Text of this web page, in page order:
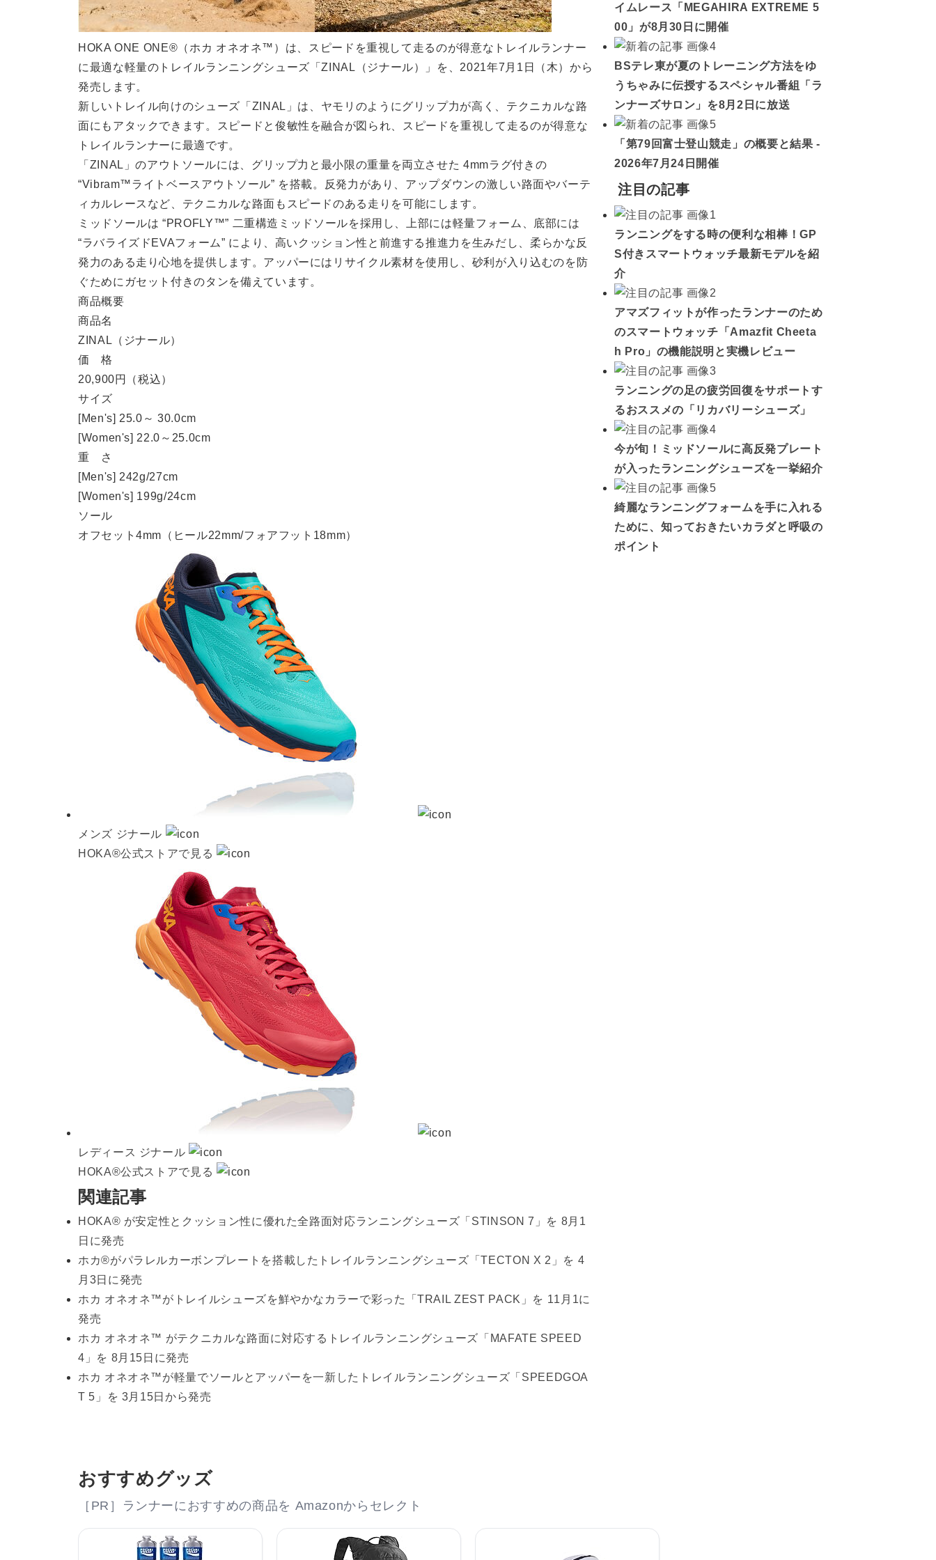
HOKA ONE ONE®（ホカ オネオネ™）は、スピードを重視して走るのが得意なトレイルランナー
に最適な軽量のトレイルランニングシューズ「ZINAL（ジナール）」を、2021年7月1日（木）から
発売します。
新しいトレイル向けのシューズ「ZINAL」は、ヤモリのようにグリップ力が高く、テクニカルな路
面にもアタックできます。スピードと俊敏性を融合が図られ、スピードを重視して走るのが得意な
トレイルランナーに最適です。
「ZINAL」のアウトソールには、グリップ力と最小限の重量を両立させた 4mmラグ付きの
“Vibram™ライトベースアウトソール” を搭載。反発力があり、アップダウンの激しい路面やバーテ
ィカルレースなど、テクニカルな路面もスピードのある走りを可能にします。
ミッドソールは “PROFLY™” 二重構造ミッドソールを採用し、上部には軽量フォーム、底部には
“ラバライズドEVAフォーム” により、高いクッション性と前進する推進力を生みだし、柔らかな反
発力のある走り心地を提供します。アッパーにはリサイクル素材を使用し、砂利が入り込むのを防
ぐためにガセット付きのタンを備えています。
商品概要
商品名
ZINAL（ジナール）
価 格
20,900円（税込）
サイズ
[Men's] 25.0～ 30.0cm
[Women's] 22.0～25.0cm
重 さ
[Men's] 242g/27cm
[Women's] 199g/24cm
ソール
オフセット4mm（ヒール22mm/フォアフット18mm）
メンズ ジナール
HOKA®公式ストアで見る
レディース ジナール
HOKA®公式ストアで見る
関連記事
HOKA® が安定性とクッション性に優れた全路面対応ランニングシューズ「STINSON 7」を 8月1
日に発売
ホカ®がパラレルカーボンプレートを搭載したトレイルランニングシューズ「TECTON X 2」を 4
月3日に発売
ホカ オネオネ™がトレイルシューズを鮮やかなカラーで彩った「TRAIL ZEST PACK」を 11月1に
発売
ホカ オネオネ™ がテクニカルな路面に対応するトレイルランニングシューズ「MAFATE SPEED
4」を 8月15日に発売
ホカ オネオネ™が軽量でソールとアッパーを一新したトレイルランニングシューズ「SPEEDGOA
T 5」を 3月15日から発売
イムレース「MEGAHIRA EXTREME 5
00」が8月30日に開催
BSテレ東が夏のトレーニング方法をゆ
うちゃみに伝授するスペシャル番組「ラ
ンナーズサロン」を8月2日に放送
「第79回富士登山競走」の概要と結果 -
2026年7月24日開催
注目の記事
ランニングをする時の便利な相棒！GP
S付きスマートウォッチ最新モデルを紹
介
アマズフィットが作ったランナーのため
のスマートウォッチ「Amazfit Cheeta
h Pro」の機能説明と実機レビュー
ランニングの足の疲労回復をサポートす
るおススメの「リカバリーシューズ」
今が旬！ミッドソールに高反発プレート
が入ったランニングシューズを一挙紹介
綺麗なランニングフォームを手に入れる
ために、知っておきたいカラダと呼吸の
ポイント
おすすめグッズ
［PR］ランナーにおすすめの商品を Amazonからセレクト